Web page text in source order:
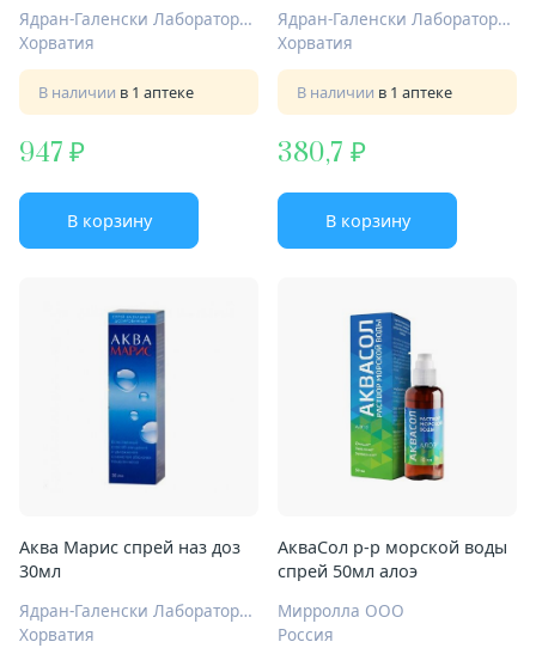
Ядран-Галенски Лабораторий АО
Хорватия
В наличии в 1 аптеке
947
В корзину
Ядран-Галенски Лабораторий АО
Хорватия
В наличии в 1 аптеке
380,7
В корзину
Аква Марис спрей наз доз
30мл
Ядран-Галенски Лабораторий АО
Хорватия
АкваСол р-р морской воды
спрей 50мл алоэ
Мирролла ООО
Россия